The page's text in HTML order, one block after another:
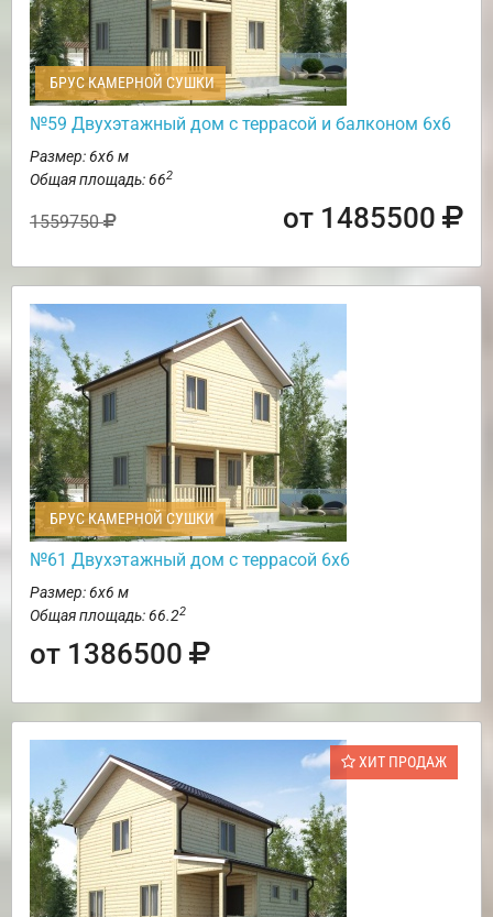
БРУС КАМЕРНОЙ СУШКИ
№59 Двухэтажный дом с террасой и балконом 6х6
Размер: 6х6 м
Общая площадь: 662
1559750 от 1485500
БРУС КАМЕРНОЙ СУШКИ
№61 Двухэтажный дом с террасой 6х6
Размер: 6х6 м
Общая площадь: 66.22
от 1386500
ХИТ ПРОДАЖ